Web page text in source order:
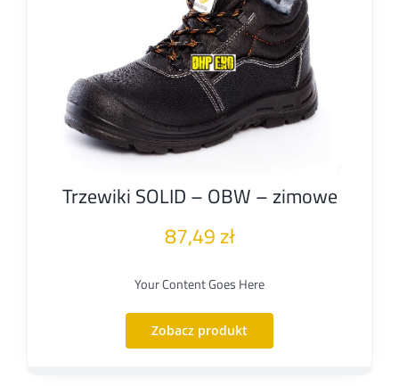
Trzewiki SOLID – OBW – zimowe
87,49zł
Your Content Goes Here
Zobacz produkt